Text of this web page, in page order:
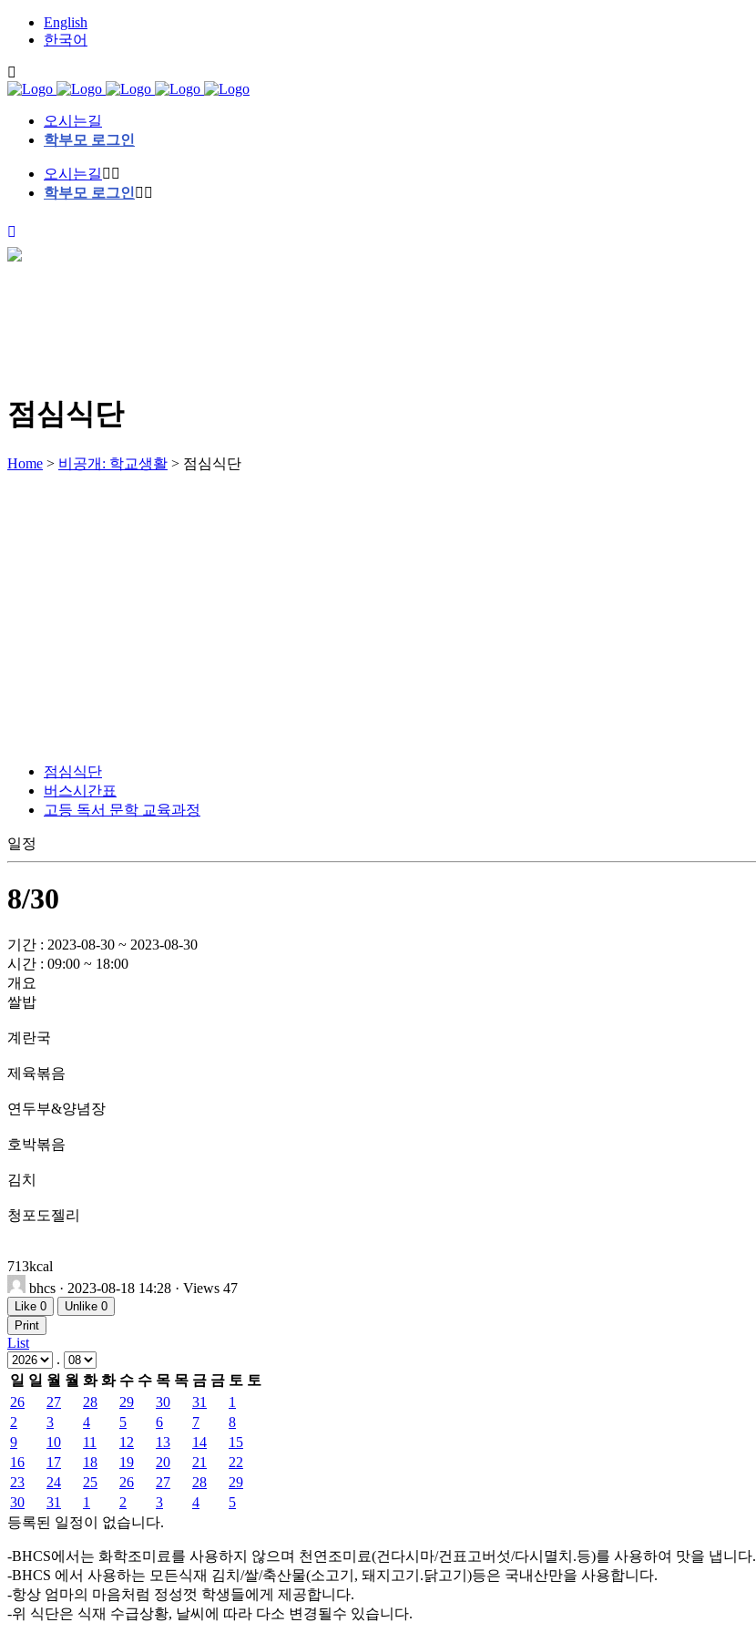
English
한국어
오시는길
학부모 로그인
오시는길
학부모 로그인
점심식단
Home > 비공개: 학교생활 > 점심식단
점심식단
버스시간표
고등 독서 문학 교육과정
일정
8/30
기간 : 2023-08-30 ~ 2023-08-30
시간 : 09:00 ~ 18:00
개요
쌀밥
계란국
제육볶음
연두부&양념장
호박볶음
김치
청포도젤리
713kcal
bhcs · 2023-08-18 14:28 · Views 47
Like 0 Unlike 0
Print
List
.
일 일 월 월 화 화 수 수 목 목 금 금 토 토
26
27 28 29 30 31
1
2
3 4 5 6 7
8
9
10 11 12 13 14
15
16
17 18 19 20 21
22
23
24 25 26 27 28
29
30
31 1 2 3 4
5
등록된 일정이 없습니다.
-BHCS에서는 화학조미료를 사용하지 않으며 천연조미료(건다시마/건표고버섯/다시멸치.등)를 사용하여 맛을 냅니다.
-BHCS 에서 사용하는 모든식재 김치/쌀/축산물(소고기, 돼지고기.닭고기)등은 국내산만을 사용합니다.
-항상 엄마의 마음처럼 정성껏 학생들에게 제공합니다.
-위 식단은 식재 수급상황, 날씨에 따라 다소 변경될수 있습니다.